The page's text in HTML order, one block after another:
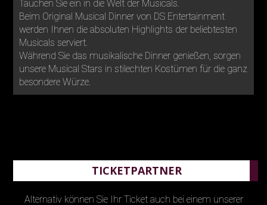
Tauchen Sie ein in die Welt der Musicals.
Beim Original Musical Dinner von DS Entertainment
werden Ihnen die absoluten Highlights der beliebtesten
Musicals serviert.
Während Sie das musikalische Dinner genießen, sorgen
unsere Musical Stars in stilechten Kostümen für die ganz
besondere Würze.
TICKETPARTNER
Alternativ können Sie Ihr Ticket auch bei einem unserer